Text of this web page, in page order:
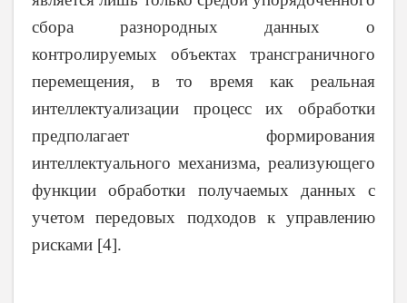
сбора разнородных данных о
контролируемых объектах трансграничного
перемещения, в то время как реальная
интеллектуализации процесс их обработки
предполагает формирования
интеллектуального механизма, реализующего
функции обработки получаемых данных с
учетом передовых подходов к управлению
рисками [4].